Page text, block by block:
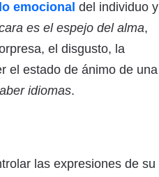
emocional del individuo y
es el espejo del alma,
el disgusto, la
el estado de ánimo de una
idiomas.
las expresiones de su